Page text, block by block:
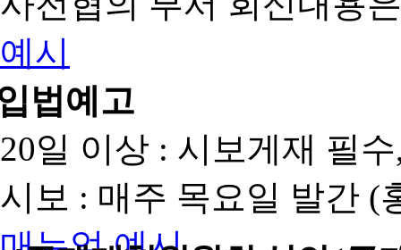
예시
법예고
20일 이상 : 시보게재 필
시보 : 매주 목요일 발간 (